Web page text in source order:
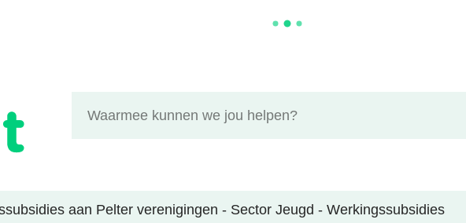
aan Pelter verenigingen - Sector Jeugd - Werkingssubsidies